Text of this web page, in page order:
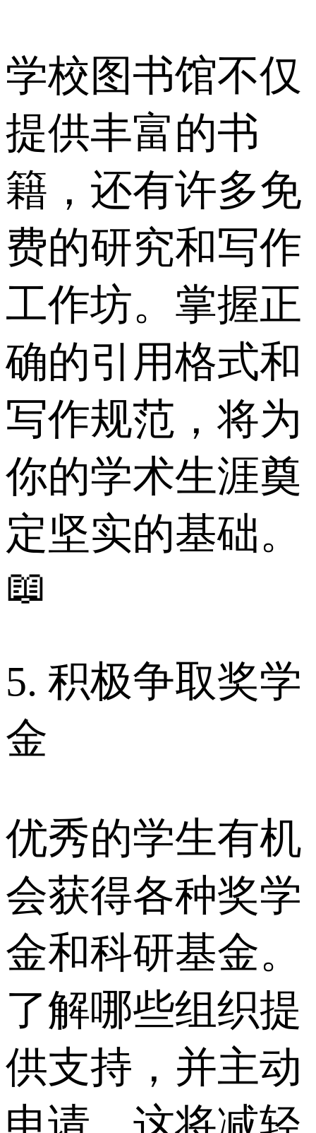
学校图书馆不仅
提供丰富的书
籍，还有许多免
费的研究和写作
工作坊。掌握正
确的引用格式和
写作规范，将为
你的学术生涯奠
定坚实的基础。
📖
5. 积极争取奖学
金
优秀的学生有机
会获得各种奖学
金和科研基金。
了解哪些组织提
供支持，并主动